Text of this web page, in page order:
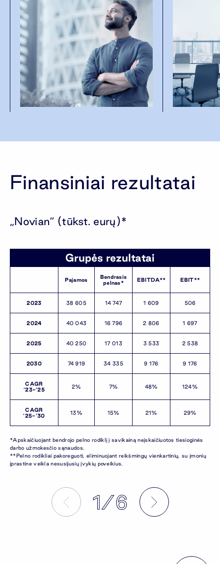
Finansiniai rezultatai
„Novian“ (tūkst. eurų)*
Grupės rezultatai
Pajamos
Bendrasis
pelnas*
EBITDA** EBIT**
2023 38 605 14 747 1 609 506
2024 40 043 16 796 2 806 1 697
2025 40 250 17 013 3 533 2 538
2030 74 919 34 335 9 176 9 176
CAGR
’23-’25
2% 7% 48% 124%
CAGR
’25-’30
13% 15% 21% 29%
*Apskaičiuojant bendrojo pelno rodiklį į savikainą neįskaičiuotos tiesioginės
darbo užmokesčio sąnaudos.
**Pelno rodikliai pakoreguoti, eliminuojant reikšmingų vienkartinių, su įmonių
įprastine veikla nesusijusių įvykių poveikius.
1 6